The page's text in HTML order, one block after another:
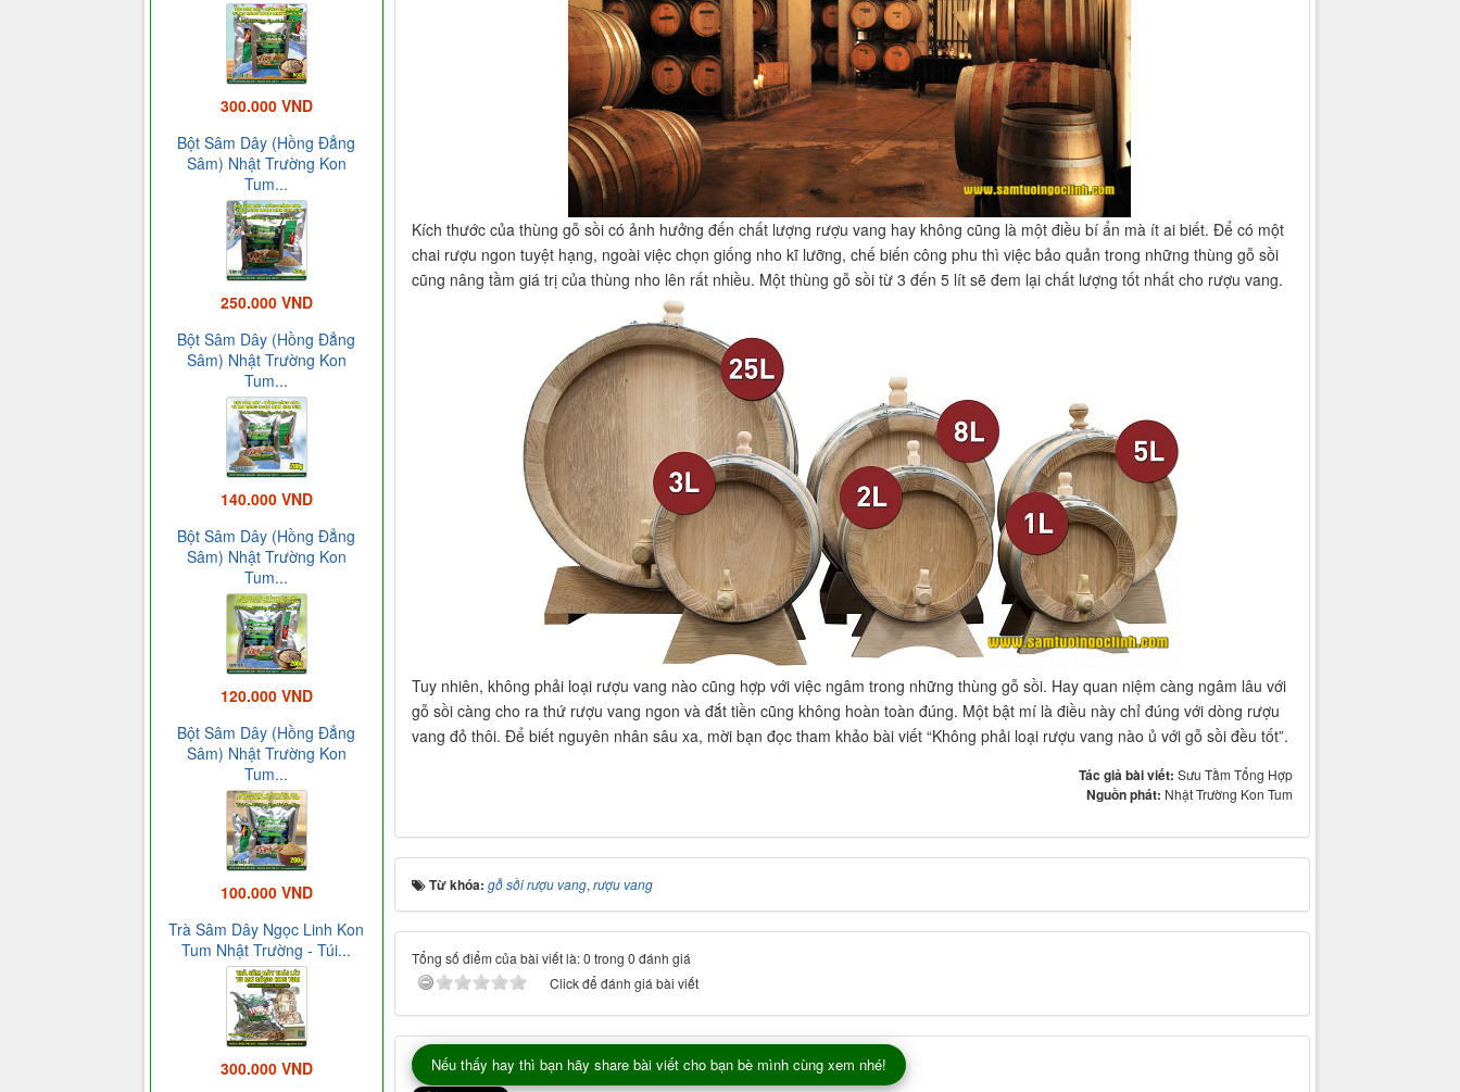
Kích thước của thùng gỗ sồi có ảnh hưởng đến chất lượng rượu vang hay không cũng là một điều bí ẩn mà ít ai biết. Để có một
chai rượu ngon tuyệt hạng, ngoài việc chọn giống nho kĩ lưỡng, chế biến công phu thì việc bảo quản trong những thùng gỗ sồi
cũng nâng tầm giá trị của thùng nho lên rất nhiều. Một thùng gỗ sồi từ 3 đến 5 lít sẽ đem lại chất lượng tốt nhất cho rượu vang.
Tuy nhiên, không phải loại rượu vang nào cũng hợp với việc ngâm trong những thùng gỗ sồi. Hay quan niệm càng ngâm lâu với
gỗ sồi càng cho ra thứ rượu vang ngon và đắt tiền cũng không hoàn toàn đúng. Một bật mí là điều này chỉ đúng với dòng rượu
vang đỏ thôi. Để biết nguyên nhân sâu xa, mời bạn đọc tham khảo bài viết “Không phải loại rượu vang nào ủ với gỗ sồi đều tốt”.
Tác giả bài viết: Sưu Tầm Tổng Hợp
Nguồn phát: Nhật Trường Kon Tum
Từ khóa: gỗ sồi rượu vang, rượu vang
Tổng số điểm của bài viết là: 0 trong 0 đánh giá
Click để đánh giá bài viết
Nếu thấy hay thì bạn hãy share bài viết cho bạn bè mình cùng xem nhé!
300.000 VND
Bột Sâm Dây (Hồng Đẳng
Sâm) Nhật Trường Kon
Tum...
250.000 VND
Bột Sâm Dây (Hồng Đẳng
Sâm) Nhật Trường Kon
Tum...
140.000 VND
Bột Sâm Dây (Hồng Đẳng
Sâm) Nhật Trường Kon
Tum...
120.000 VND
Bột Sâm Dây (Hồng Đẳng
Sâm) Nhật Trường Kon
Tum...
100.000 VND
Trà Sâm Dây Ngọc Linh Kon
Tum Nhật Trường - Túi...
300.000 VND